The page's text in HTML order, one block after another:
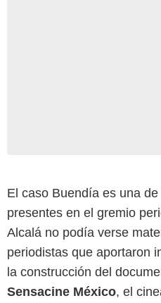
El caso Buendía es una
presentes en el gremio
Alcalá no podía verse
periodistas que aportaron
la construcción del
Sensacine México, el